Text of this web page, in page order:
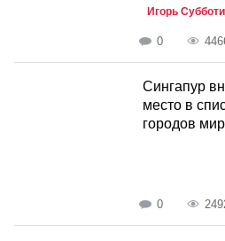
Игорь
0
Сингапур
место в
городов
0